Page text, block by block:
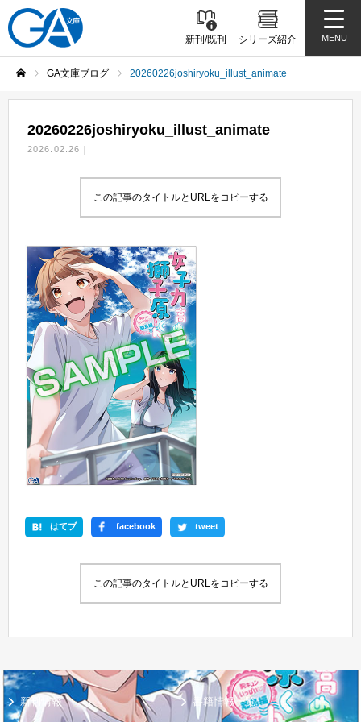
新刊/既刊 シリーズ紹介 MENU
GA文庫ブログ 20260226joshiryoku_illust_animate
20260226joshiryoku_illust_animate
2026.02.26
この記事のタイトルとURLをコピーする
はてブ facebook tweet
この記事のタイトルとURLをコピーする
新刊情報 書籍情報一覧